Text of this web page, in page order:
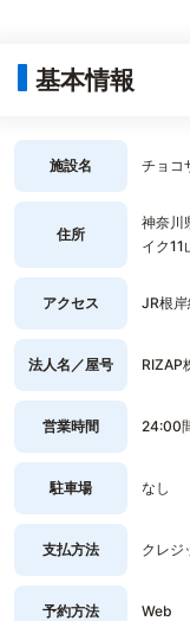
基本情報
施設名 チョコ
住所
神奈川
イク11
アクセス JR根
法人名／屋号 RIZAP
営業時間 24:00
駐車場 なし
支払方法 クレジ
予約方法 Web